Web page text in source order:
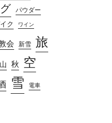
パウダー
ク ワイン
会 新雪 旅
秋 空
雪 電車